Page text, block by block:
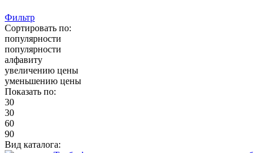
Фильтр
Сортировать по:
популярности
популярности
алфавиту
увеличению цены
уменьшению цены
Показать по:
30
30
60
90
Вид каталога: